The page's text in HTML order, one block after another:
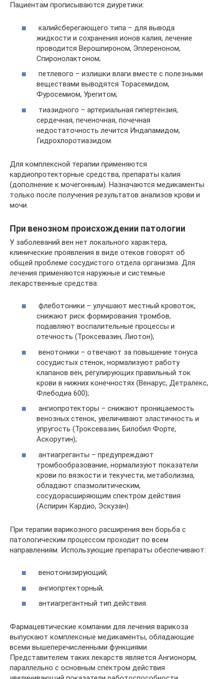
Пациентам прописываются диуретики:
калийсберегающего типа – для вывода
жидкости и сохранения ионов калия, лечение
проводится Верошпироном, Эплереноном,
Спиронолактоном;
петлевого – излишки влаги вместе с полезными
веществами выводятся Торасемидом,
Фуросемиом, Урегитом;
тиазидного – артериальная гипертензия,
сердечная, печеночная, почечная
недостаточность лечится Индапамидом,
Гидрохлоротиазидом.
Для комплексной терапии применяются
кардиопротекторные средства, препараты калия
(дополнение к мочегонным). Назначаются медикаменты
только после получения результатов анализов крови и
мочи.
При венозном происхождении патологии
У заболеваний вен нет локального характера,
клинические проявления в виде отеков говорят об
общей проблеме сосудистого отдела организма. Для
лечения применяются наружные и системные
лекарственные средства:
флеботоники – улучшают местный кровоток,
снижают риск формирования тромбов,
подавляют воспалительные процессы и
отечность (Троксевазин, Лиотон);
венотоники – отвечают за повышение тонуса
сосудистых стенок, нормализуют работу
клапанов вен, регулирующих правильный ток
крови в нижних конечностях (Венарус, Детралекс,
Флебодиа 600);
ангиопротекторы – снижают проницаемость
венозных стенок, увеличивают эластичность и
упругость (Троксевазин, Билобил Форте,
Аскорутин);
антиагреганты – предупреждают
тромбообразование, нормализуют показатели
крови по вязкости и текучести, метаболизма,
обладают спазмолитическим,
сосудорасширяющим спектром действия
(Аспирин Кардио, Эскузан).
При терапии варикозного расширения вен борьба с
патологическим процессом проходит по всем
направлениям. Использующие препараты обеспечивают:
венотонизирующий;
ангиопртекторный;
антиагрегантный тип действия.
Фармацевтические компании для лечения варикоза
выпускают комплексные медикаменты, обладающие
всеми вышеперечисленными функциями.
Представителем таких лекарств является Ангионорм,
параллельно с основным спектром действия